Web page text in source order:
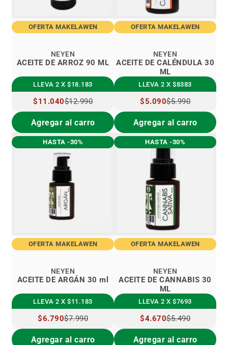
OFERTA MAKELAWEN
ACEITE DE ARROZ 90 ML
NEYEN
LLEVA 2 X $18.183
PRECIO
ESPECIAL
$11.040$12.990
Agregar al carro
OFERTA MAKELAWEN
ACEITE DE CALÉNDULA 30
ML
NEYEN
LLEVA 2 X $8383
PRECIO
ESPECIAL
$5.090$5.990
Agregar al carro
HASTA -30%
OFERTA MAKELAWEN
ACEITE DE ARGÁN 30 ml
NEYEN
LLEVA 2 X $11.183
PRECIO
ESPECIAL
$6.790$7.990
Agregar al carro
HASTA -30%
OFERTA MAKELAWEN
ACEITE DE CANNABIS 30
ML
NEYEN
LLEVA 2 X $7693
PRECIO
ESPECIAL
$4.670$5.490
Agregar al carro